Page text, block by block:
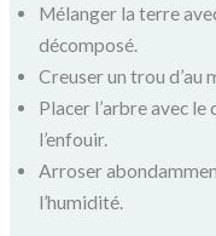
Mélanger la terre
décomposé.
Creuser un trou d’au
Placer l’arbre avec le
l’enfouir.
Arroser
l’humidité.